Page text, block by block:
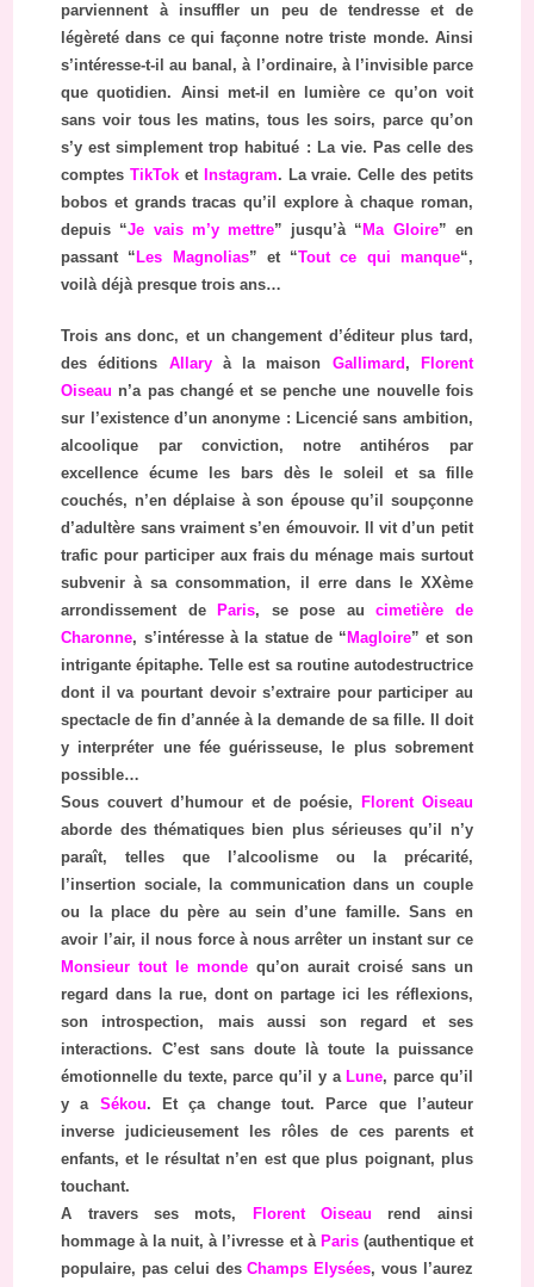
parviennent à insuffler un peu de tendresse et de
légèreté dans ce qui façonne notre triste monde. Ainsi
s’intéresse-t-il au banal, à l’ordinaire, à l’invisible parce
que quotidien. Ainsi met-il en lumière ce qu’on voit
sans voir tous les matins, tous les soirs, parce qu’on
s’y est simplement trop habitué : La vie. Pas celle des
comptesTikTok et Instagram. La vraie. Celle des petits
bobos et grands tracas qu’il explore à chaque roman,
depuis “Je vais m’y mettre” jusqu’à “ Ma Gloire” en
passant “ Les Magnolias” et “Tout ce qui manque“,
voilà déjà presque trois ans…
Trois ans donc, et un changement d’éditeur plus tard,
des éditions Allaryà la maison Gallimard ,
Florent
Oiseau n’a pas changé et se penche une nouvelle fois
sur l’existence d’un anonyme : Licencié sans ambition,
alcoolique par conviction, notre antihéros par
excellence écume les bars dès le soleil et sa fille
couchés, n’en déplaise à son épouse qu’il soupçonne
d’adultère sans vraiment s’en émouvoir. Il vit d’un petit
trafic pour participer aux frais du ménage mais surtout
subvenir à sa consommation, il erre dans le XXème
arrondissement de
Paris, se pose aucimetière de
Charonne, s’intéresse à la statue de “ Magloire” et son
intrigante épitaphe. Telle est sa routine autodestructrice
dont il va pourtant devoir s’extraire pour participer au
spectacle de fin d’année à la demande de sa fille. Il doit
y interpréter une fée guérisseuse, le plus sobrement
possible…
Sous couvert d’humour et de poésie,
Florent Oiseau
aborde des thématiques bien plus sérieuses qu’il n’y
paraît, telles que l’alcoolisme ou la précarité,
l’insertion sociale, la communication dans un couple
ou la place du père au sein d’une famille. Sans en
avoir l’air, il nous force à nous arrêter un instant sur ce
Monsieur tout le monde qu’on aurait croisé sans un
regard dans la rue, dont on partage ici les réflexions,
son introspection, mais aussi son regard et ses
interactions. C’est sans doute là toute la puissance
émotionnelle du texte, parce qu’il y a Lune, parce qu’il
y a Sékou. Et ça change tout. Parce que l’auteur
inverse judicieusement les rôles de ces parents et
enfants, et le résultat n’en est que plus poignant, plus
touchant.
A travers ses mots,
Florent Oiseau rend ainsi
hommage à la nuit, à l’ivresse et à Paris(authentique et
populaire, pas celui desChamps Elysées, vous l’aurez